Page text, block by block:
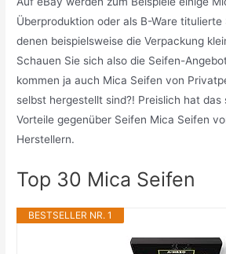
Überproduktion oder als B-Ware
denen beispielsweise die Verpackung
Schauen Sie sich also die Seifen-
kommen ja auch Mica Seifen von
selbst hergestellt sind?! Preislich hat
Vorteile gegenüber Seifen Mica Seifen
Herstellern.
Top 30 Mica Seifen
BESTSELLER NR. 1